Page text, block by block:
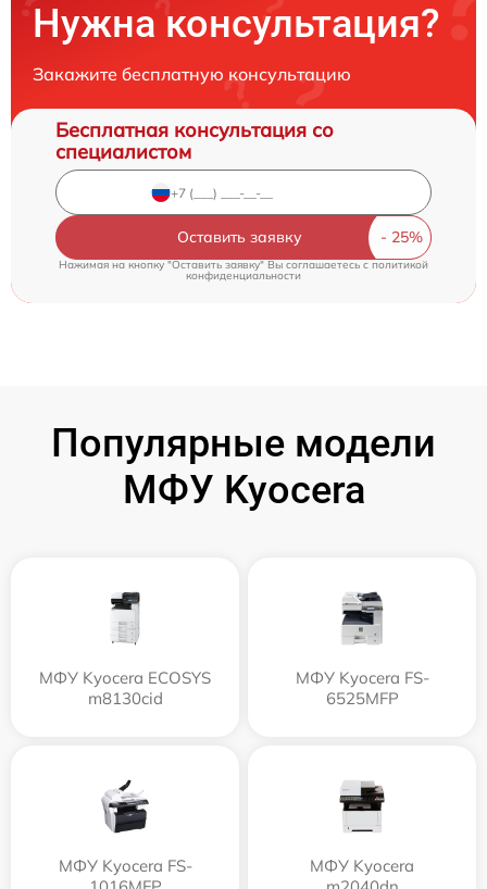
Нужна консультация?
Закажите бесплатную консультацию
Бесплатная консультация со
специалистом
Оставить заявку
Нажимая на кнопку "Оставить заявку" Вы соглашаетесь c политикой
конфиденциальности
Популярные модели
МФУ Kyocera
МФУ Kyocera ECOSYS
m8130cid
МФУ Kyocera FS-
6525MFP
МФУ Kyocera FS-
МФУ Kyocera